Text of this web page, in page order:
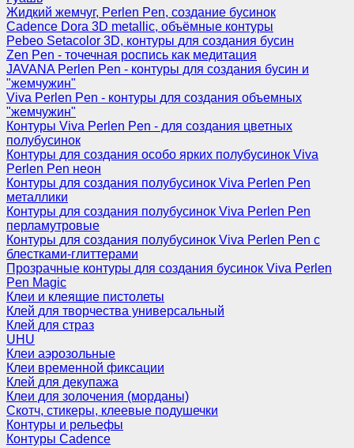
Жидкий жемчуг, Perlen Pen, создание бусинок
Cadence Dora 3D metallic, объёмные контуры
Pebeo Setacolor 3D, контуры для создания бусин
Zen Pen - точечная роспись как медитация
JAVANA Perlen Pen - контуры для создания бусин и
"жемчужин"
Viva Perlen Pen - контуры для создания объемных
"жемчужин"
Контуры Viva Perlen Pen - для создания цветных
полубусинок
Контуры для создания особо ярких полубусинок Viva
Perlen Pen неон
Контуры для создания полубусинок Viva Perlen Pen
металлики
Контуры для создания полубусинок Viva Perlen Pen
перламутровые
Контуры для создания полубусинок Viva Perlen Pen с
блестками-глиттерами
Прозрачные контуры для создания бусинок Viva Perlen
Pen Magic
Клеи и клеящие пистолеты
Клей для творчества универсальный
Клей для страз
UHU
Клеи аэрозольные
Клеи временной фиксации
Клей для декупажа
Клеи для золочения (морданы)
Скотч, стикеры, клеевые подушечки
Контуры и рельефы
Контуры Cadence